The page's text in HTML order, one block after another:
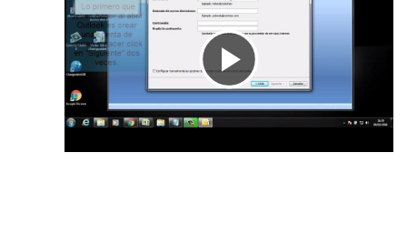
Reproducir
Vídeo